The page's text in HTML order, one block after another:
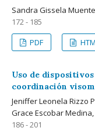
Sandra Gissela
172 - 185
PDF
Uso de
coordinación
Jeniffer Leonela Rizzo
Grace Escobar
186 - 201